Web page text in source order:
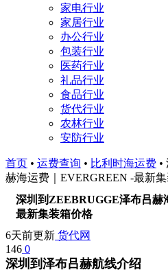
家电行业
家居行业
办公行业
包装行业
医药行业
礼品行业
食品行业
货代行业
农林行业
安防行业
首页 • 运费查询 • 比利时海运费 •
赫海运费｜EVERGREEN -最新
深圳到ZEEBRUGGE泽布吕
最新集装箱价格
6天前更新 货代网
146 0
深圳到泽布吕赫航线介绍